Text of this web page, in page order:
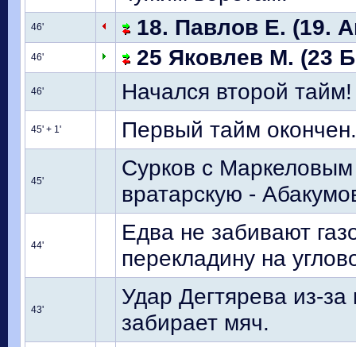
46' 18. Павлов Е. (19.
46' 25 Яковлев М. (23
46' Начался второй тайм!
45' + 1' Первый тайм
45'
Сурков с
вратарскую -
44'
Едва не забивают
перекладину на
43'
Удар Дегтярева из-
забирает мяч.